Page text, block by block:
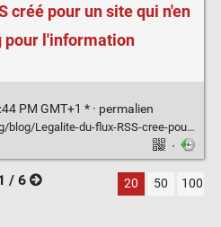
créé pour un site qui n'en
pour l'information
PM GMT+1 * · permalien
flux-RSS-cree-pour-un-site-qui-n-en-propose-pas.html
·
/ 6
20 50 100